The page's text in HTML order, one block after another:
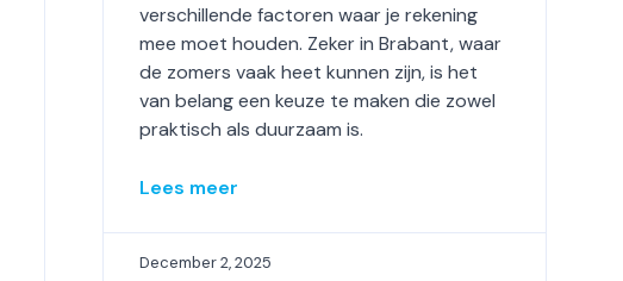
verschillende factoren waar je rekening
mee moet houden. Zeker in Brabant, waar
de zomers vaak heet kunnen zijn, is het
van belang een keuze te maken die zowel
praktisch als duurzaam is.
Lees meer
December 2, 2025